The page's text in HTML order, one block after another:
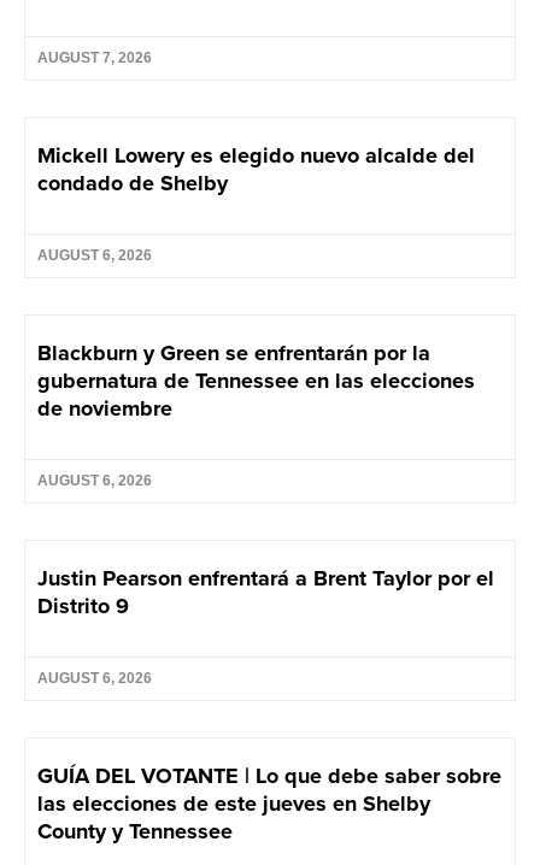
AUGUST 7, 2026
Mickell Lowery es elegido nuevo alcalde del
condado de Shelby
AUGUST 6, 2026
Blackburn y Green se enfrentarán por la
gubernatura de Tennessee en las elecciones
de noviembre
AUGUST 6, 2026
Justin Pearson enfrentará a Brent Taylor por el
Distrito 9
AUGUST 6, 2026
GUÍA DEL VOTANTE | Lo que debe saber sobre
las elecciones de este jueves en Shelby
County y Tennessee